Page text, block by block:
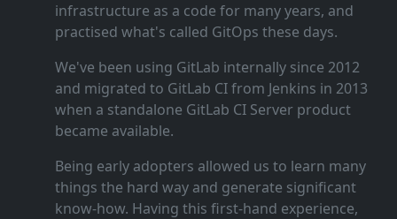
infrastructure as a code for many years, and
practised what's called GitOps these days.
We've been using GitLab internally since 2012
and migrated to GitLab CI from Jenkins in 2013
when a standalone GitLab CI Server product
became available.
Being early adopters allowed us to learn many
things the hard way and generate significant
know‑how. Having this first‑hand experience,